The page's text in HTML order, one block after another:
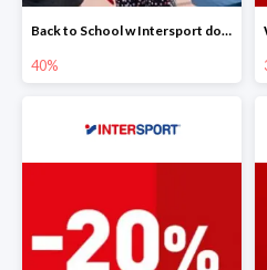
Back to School w Intersport do -40%
40%